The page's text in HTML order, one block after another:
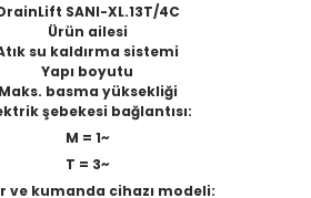
SANI-XL.13T/4C
Ürün ailesi
su kaldırma sistemi
Yapı boyutu
Maks. basma yüksekliği
şebekesi bağlantısı:
M = 1~
T = 3~
ve kumanda cihazı modeli: